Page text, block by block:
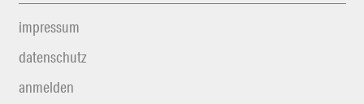
impressum
datenschutz
anmelden